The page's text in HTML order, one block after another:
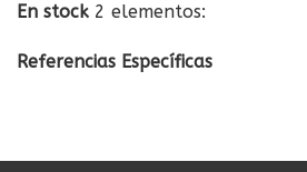
En stock 2 elementos:
Referencias Específicas